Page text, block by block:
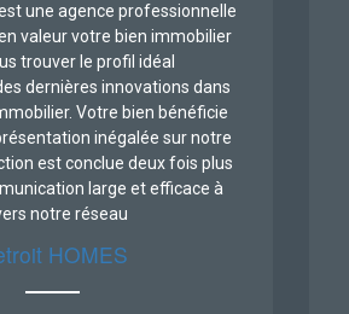
est une agence professionnelle
valeur votre bien immobilier
trouver le profil idéal
dernières innovations dans
Votre bien bénéficie
inégalée sur notre
est conclue deux fois plus
large et efficace à
notre réseau
HOMES